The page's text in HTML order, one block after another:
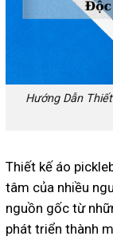
Hướng Dẫn
Thiết kế áo
tâm của nhiều
nguồn gốc từ
phát triển thành